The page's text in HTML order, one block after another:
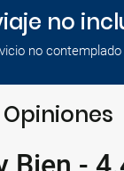
no
no
Opiniones